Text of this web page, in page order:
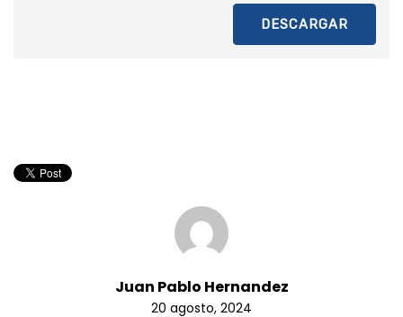
DESCARGAR
Juan Pablo Hernandez
20 agosto, 2024